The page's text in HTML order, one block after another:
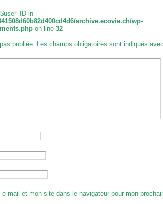
in
archive.ecovie.ch/wp-
on line 32
publiée. Les champs obligatoires sont indiqués avec
e-mail et mon site dans le navigateur pour mon